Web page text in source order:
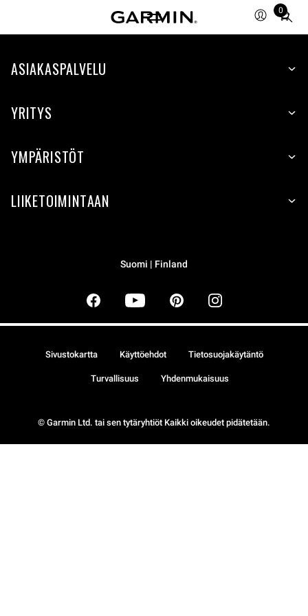
0
Total
items
cart:
ASIAKASPALVELU
YRITYS
YMPÄRISTÖT
LIIKETOIMINTAAN
Suomi | Finland
© Garmin Ltd. tai sen tytäryhtiöt Kaikki oikeudet pidätetään.
Sivustokartta Käyttöehdot Tietosuojakäytäntö
Turvallisuus Yhdenmukaisuus